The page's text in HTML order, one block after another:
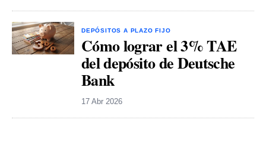
DEPÓSITOS A PLAZO FIJO
Cómo lograr el 3% TAE
del depósito de Deutsche
Bank
17 Abr 2026